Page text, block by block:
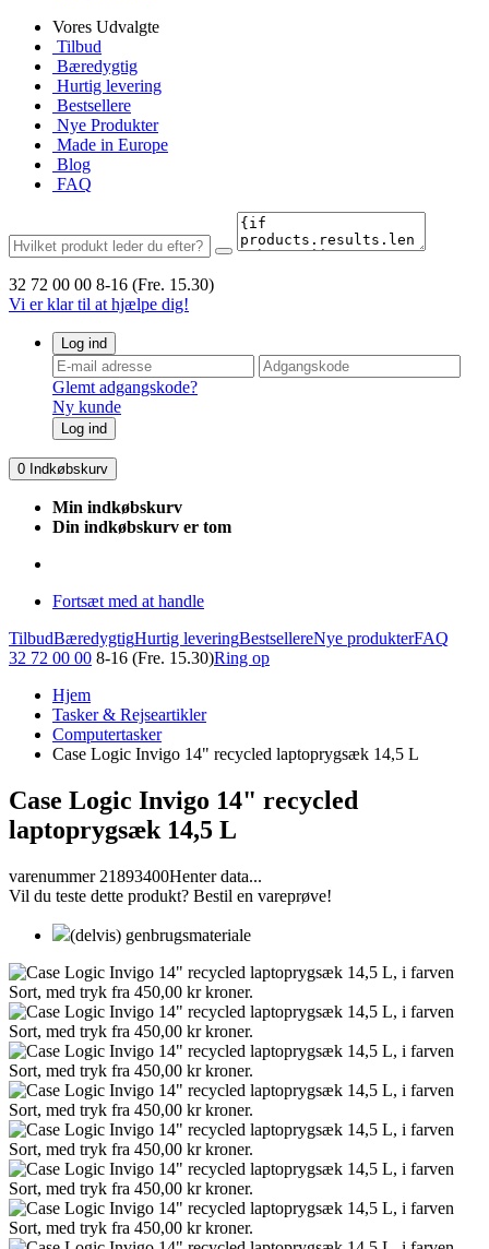
Vores Udvalgte
Tilbud
Bæredygtig
Hurtig levering
Bestsellere
Nye Produkter
Made in Europe
Blog
FAQ
32 72 00 00 8-16 (Fre. 15.30)
Vi er klar til at hjælpe dig!
Log ind
Glemt adgangskode?
Ny kunde
Log ind
0 Indkøbskurv
Min indkøbskurv
Din indkøbskurv er tom
Fortsæt med at handle
TilbudBæredygtigHurtig leveringBestsellereNye produkterFAQ
32 72 00 00 8-16 (Fre. 15.30)Ring op
Hjem
Tasker & Rejseartikler
Computertasker
Case Logic Invigo 14" recycled laptoprygsæk 14,5 L
Case Logic Invigo 14" recycled
laptoprygsæk 14,5 L
varenummer 21893400Henter data...
Vil du teste dette produkt? Bestil en vareprøve!
(delvis) genbrugsmateriale